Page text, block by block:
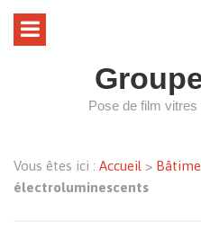
Pose de film
Vous êtes ici : Accueil >
électroluminescents